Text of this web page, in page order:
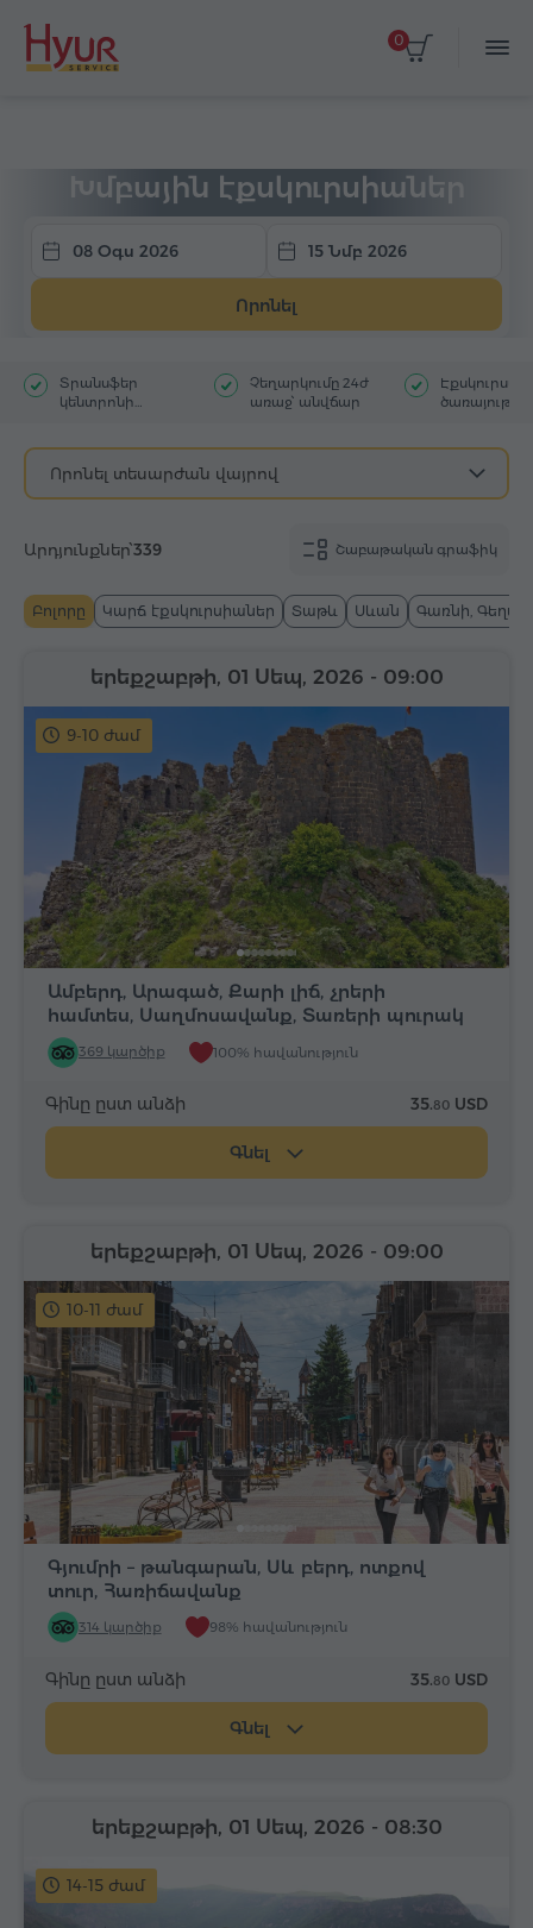
0
Խմբային էքսկուրսիաներ
08 Օգս 2026 15 Նմբ 2026
Որոնել
Տրանսֆեր
կենտրոնի
Չեղարկումը 24ժ
առաջ՝ անվճար
Որոնել տեսարժան վայրով
Շաբաթական գրաֆիկ
Արդյունքներ՝339
Բոլորը Կարճ էքսկուրսիաներ Տաթև Սևան Գառնի,
9-10 ժամ
Ամբերդ, Արագած, Քարի լիճ, չրերի
համտես, Սաղմոսավանք, Տառերի պուրակ
369 կարծիք 100% հավանություն
երեքշաբթի, 01 Սեպ, 2026 - 09:00
Գինը ըստ անձի 35.80 USD
Գնել
10-11 ժամ
Գյումրի – թանգարան, Սև բերդ, ոտքով
տուր, Հառիճավանք
314 կարծիք 98% հավանություն
երեքշաբթի, 01 Սեպ, 2026 - 09:00
Գինը ըստ անձի 35.80 USD
Գնել
14-15 ժամ
երեքշաբթի, 01 Սեպ, 2026 - 08:30